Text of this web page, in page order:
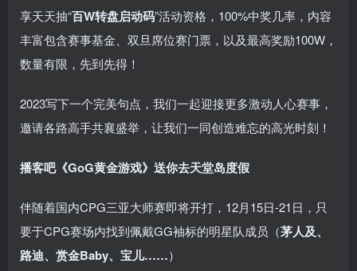
享天天抽“百W转盘启动码”活动资格，100%中奖几率，内容
丰富包含赛事基金、双旦席位赛门票，以及最高奖励100W，
数量有限，先到先得！
2023写下一个完美句点，我们一起迎接更多激动人心赛事，
邀请各路高手共襄盛举，让我们一同创造难忘的高光时刻！
播客吧《GoG黄金游戏》 送你去天堂岛度假
伴随着国内CPG三亚大师赛即将开打，12月15日-21日，只
要于CPG赛场内找到佩戴GG袖标的明星队成员（茅人及、
路迪、赏金Baby、宝儿……）